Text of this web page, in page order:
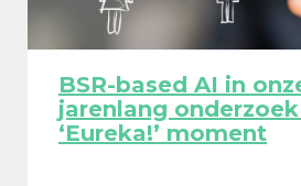
BSR-based AI in
jarenlang
‘Eureka!’ moment